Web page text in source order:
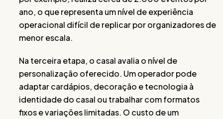
ano, o que representa um nível de experiência
operacional difícil de replicar por organizadores de
menor escala.
Na terceira etapa, o casal avalia o nível de
personalização oferecido. Um operador pode
adaptar cardápios, decoração e tecnologia à
identidade do casal ou trabalhar com formatos
fixos e variações limitadas. O custo de um